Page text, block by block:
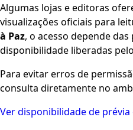
Algumas lojas e editoras
visualizações oficiais para
à Paz, o acesso depende
disponibilidade liberadas
Para evitar erros de
consulta diretamente no
Ver disponibilidade de prévia